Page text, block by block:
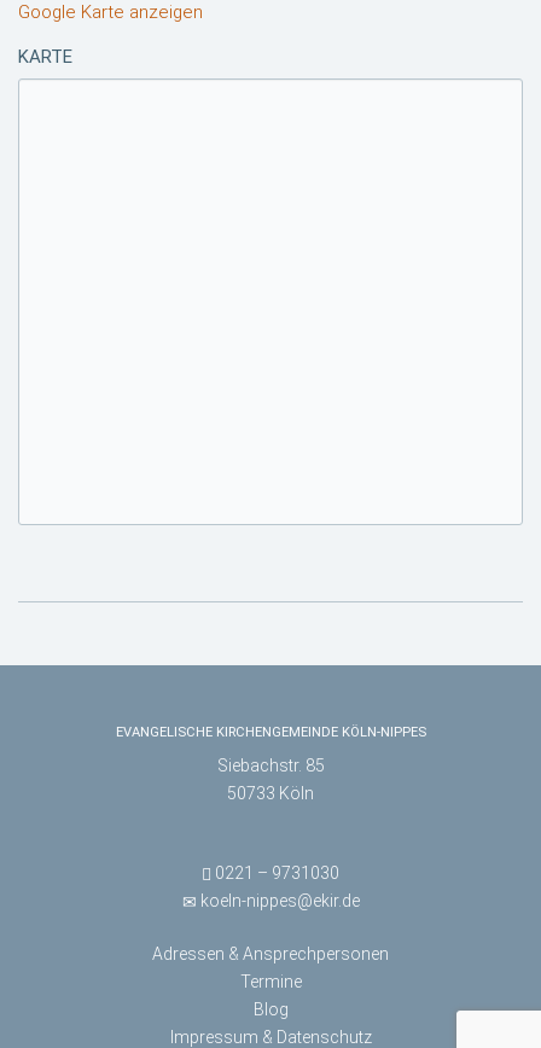
Google Karte anzeigen
KARTE
EVANGELISCHE KIRCHENGEMEINDE KÖLN-NIPPES
Siebachstr. 85
50733 Köln
0221 – 9731030
koeln-nippes@ekir.de
Adressen & Ansprechpersonen
Termine
Blog
Impressum & Datenschutz